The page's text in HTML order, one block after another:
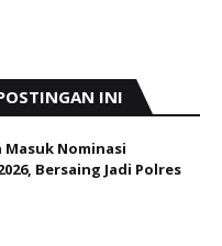
INI
Nominasi
Bersaing Jadi Polres